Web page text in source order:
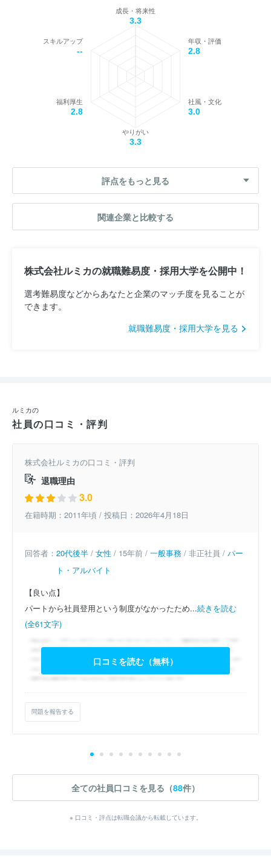
成長・将来性
3.3
年収・評価
2.8
社風・文化
3.0
やりがい
3.3
福利厚生
2.8
スキルアップ
--
評点をもっと見る
関連企業と比較する
株式会社ルミカの就職難易度・採用大学を公開中！
選考難易度などからあなたと企業のマッチ度を見ることが
できます。
就職難易度・採用大学を見る
ルミカの
社員の口コミ・評判
株式会社ルミカの口コミ・評判
退職理由
3.0
在籍時期：2011年頃 / 投稿日：2026年4月18日
回答者： 20代後半 / 女性 / 15年前 / 一般事務 / 非正社員 / パー
ト・アルバイト
【良い点】
パートから社員登用という制度がなかったため...続きを読む
(全61文字)
口コミを読む（無料）
問題を報告する
全ての社員口コミを見る（88件）
※ 口コミ・評点は転職会議から転載しています。